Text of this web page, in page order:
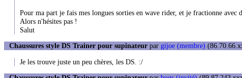
Pour ma part je fais mes longues sorties en wave rider, et je fractionne avec
Alors n'hésites pas !
Salut
Chaussures style DS Trainer pour supinateur par gijoe (membre)
Je les trouve juste un peu chères, les DS. :/